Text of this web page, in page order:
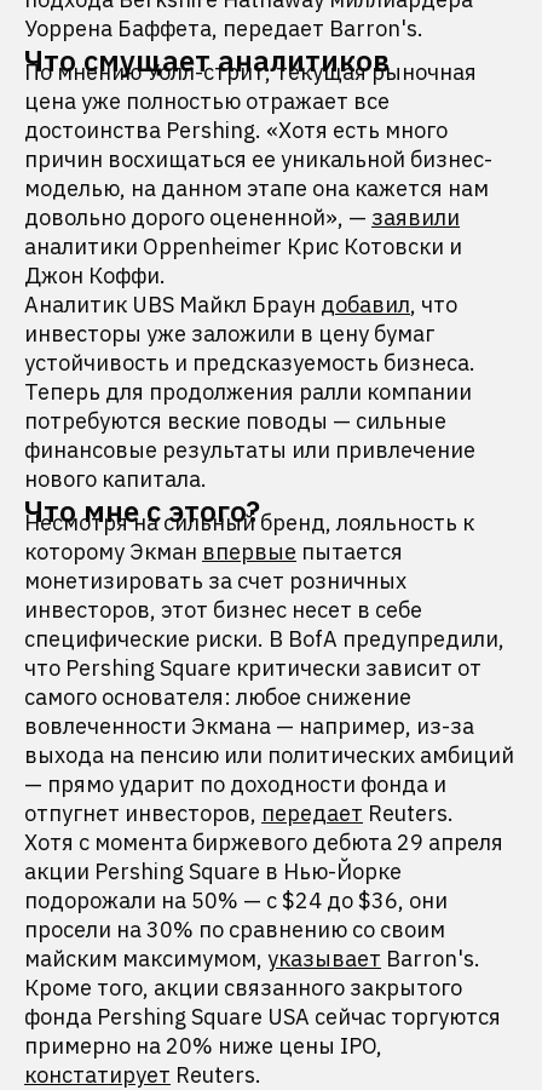
Уоррена Баффета, передает Barron's.
Что смущает аналитиков
По мнению Уолл-стрит, текущая рыночная
цена уже полностью отражает все
достоинства Pershing. «Хотя есть много
причин восхищаться ее уникальной бизнес-
моделью, на данном этапе она кажется нам
довольно дорого оцененной», — заявили
аналитики Oppenheimer Крис Котовски и
Джон Коффи.
Аналитик UBS Майкл Браун добавил, что
инвесторы уже заложили в цену бумаг
устойчивость и предсказуемость бизнеса.
Теперь для продолжения ралли компании
потребуются веские поводы — сильные
финансовые результаты или привлечение
нового капитала.
Что мне с этого?
Несмотря на сильный бренд, лояльность к
которому Экман впервые пытается
монетизировать за счет розничных
инвесторов, этот бизнес несет в себе
специфические риски. В BofA предупредили,
что Pershing Square критически зависит от
самого основателя: любое снижение
вовлеченности Экмана — например, из-за
выхода на пенсию или политических амбиций
— прямо ударит по доходности фонда и
отпугнет инвесторов, передает Reuters.
Хотя с момента биржевого дебюта 29 апреля
акции Pershing Square в Нью-Йорке
подорожали на 50% — с $24 до $36, они
просели на 30% по сравнению со своим
майским максимумом, указывает Barron's.
Кроме того, акции связанного закрытого
фонда Pershing Square USA сейчас торгуются
примерно на 20% ниже цены IPO,
констатирует Reuters.